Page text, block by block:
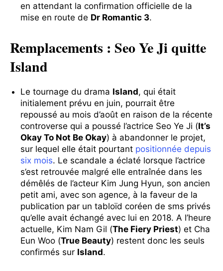
en attendant la confirmation officielle de la
mise en route de Dr Romantic 3.
Remplacements : Seo Ye Ji quitte
Island
Le tournage du drama Island, qui était
initialement prévu en juin, pourrait être
repoussé au mois d’août en raison de la récente
controverse qui a poussé l’actrice Seo Ye Ji (It’s
Okay To Not Be Okay) à abandonner le projet,
sur lequel elle était pourtant positionnée depuis
six mois. Le scandale a éclaté lorsque l’actrice
s’est retrouvée malgré elle entraînée dans les
démêlés de l’acteur Kim Jung Hyun, son ancien
petit ami, avec son agence, à la faveur de la
publication par un tabloïd coréen de sms privés
qu’elle avait échangé avec lui en 2018. A l’heure
actuelle, Kim Nam Gil (The Fiery Priest) et Cha
Eun Woo (True Beauty) restent donc les seuls
confirmés sur Island.